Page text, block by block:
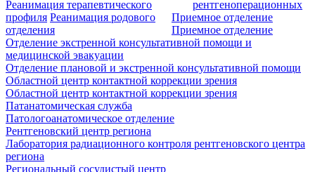
Реанимация терапевтического
профиля Реанимация родового
отделения
рентгеноперационных
Приемное отделение
Приемное отделение
Отделение экстренной консультативной помощи и
медицинской эвакуации
Отделение плановой и экстренной консультативной помощи
Областной центр контактной коррекции зрения
Областной центр контактной коррекции зрения
Патанатомическая служба
Патологоанатомическое отделение
Рентгеновский центр региона
Лаборатория радиационного контроля рентгеновского центра
региона
Региональный сосудистый центр